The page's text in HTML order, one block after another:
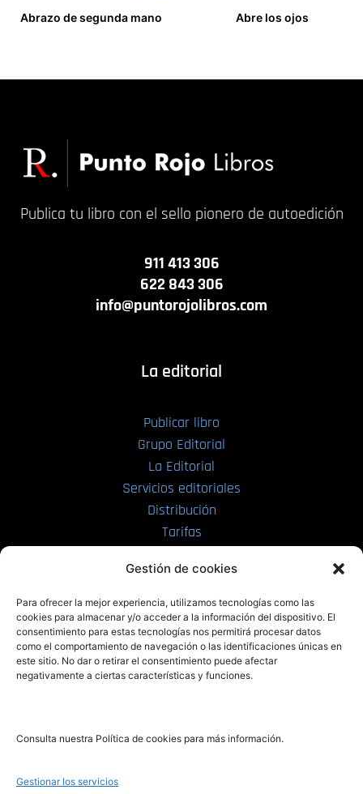
Gestión de cookies
Para ofrecer la mejor experiencia, utilizamos tecnologías como las
cookies para almacenar y/o acceder a la información del dispositivo. El
consentimiento para estas tecnologías nos permitirá procesar datos
como el comportamiento de navegación o las identificaciones únicas en
este sitio. No dar o retirar el consentimiento puede afectar
negativamente a ciertas características y funciones.
Consulta nuestra Política de cookies para más información.
Gestionar los servicios
Abrazo de segunda mano
Abre los ojos
Publica tu libro con el sello pionero de autoedición
911 413 306
622 843 306
info@puntorojolibros.com
La editorial
Publicar libro
Grupo Editorial
La Editorial
Servicios editoriales
Distribución
Tarifas
PRL | Films
PRL | Play
PRL | LAB
Noticias